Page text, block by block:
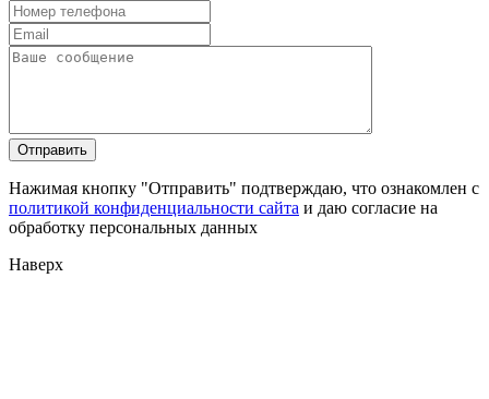
Нажимая кнопку "Отправить" подтверждаю, что ознакомлен с
политикой конфиденциальности сайта и даю согласие на
обработку персональных данных
Наверх